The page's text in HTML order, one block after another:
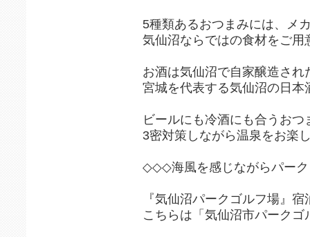
5種類あるおつまみには、メ
気仙沼ならではの食材をご用
お酒は気仙沼で自家醸造され
宮城を代表する気仙沼の日
ビールにも冷酒にも合うおつ
3密対策しながら温泉をお楽
◇◇◇海風を感じながらパー
『気仙沼パークゴルフ場』
こちらは「気仙沼市パーク